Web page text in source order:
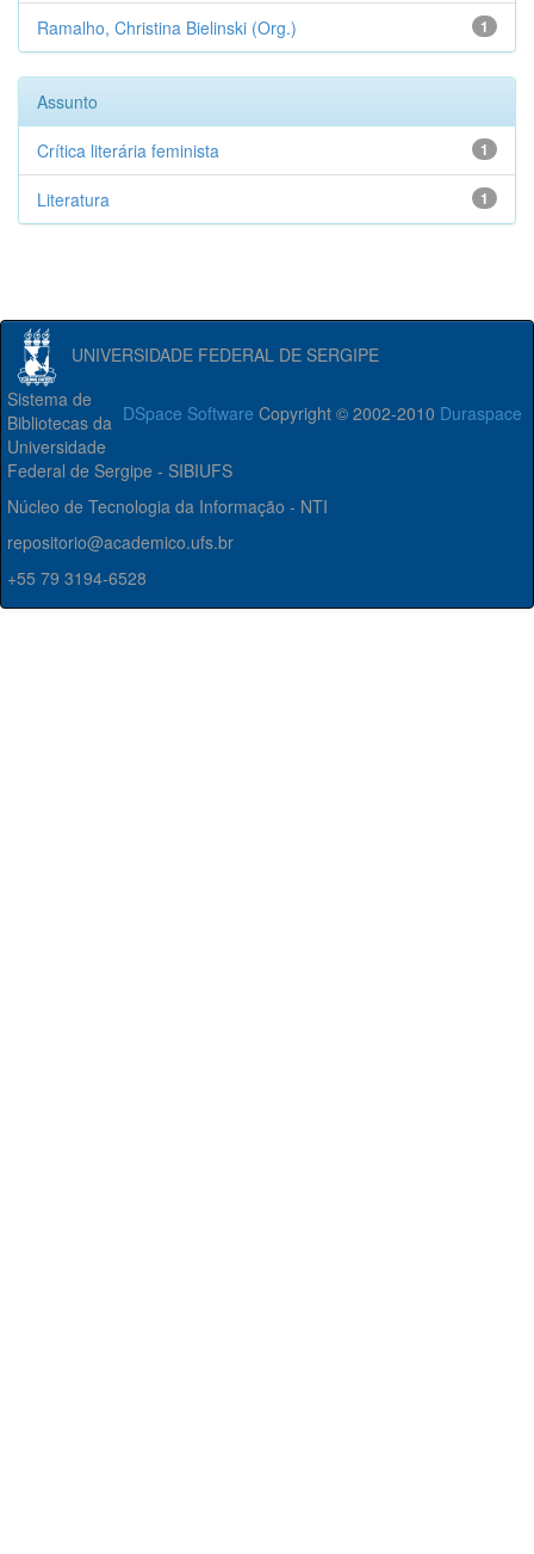
1
Ramalho, Christina Bielinski (Org.)
Assunto
1
Crítica literária feminista
1
Literatura
UNIVERSIDADE FEDERAL DE SERGIPE
DSpace Software Copyright © 2002-2010 Duraspace
Sistema de
Bibliotecas da
Universidade
Federal de Sergipe - SIBIUFS
Núcleo de Tecnologia da Informação - NTI
repositorio@academico.ufs.br
+55 79 3194-6528